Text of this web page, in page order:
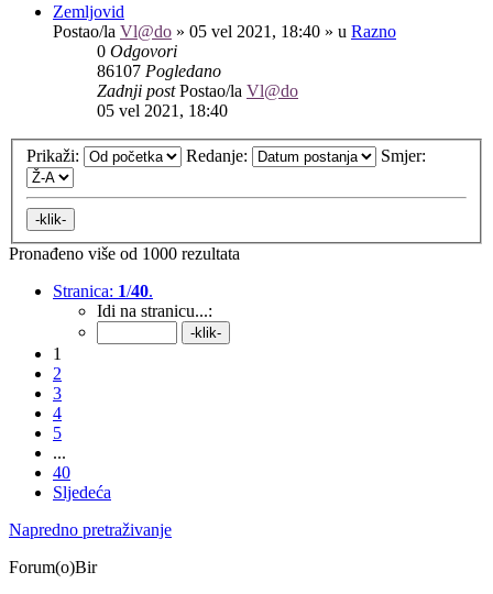
Zemljovid
Postao/la Vl@do » 05 vel 2021, 18:40 » u Razno
0 Odgovori
86107 Pogledano
Zadnji postPostao/la Vl@do
05 vel 2021, 18:40
Prikaži: Redanje: Smjer:
Pronađeno više od 1000 rezultata
Stranica: 1/40.
Idi na stranicu...:
1
2
3
4
5
...
40
Sljedeća
Napredno pretraživanje
Forum(o)Bir